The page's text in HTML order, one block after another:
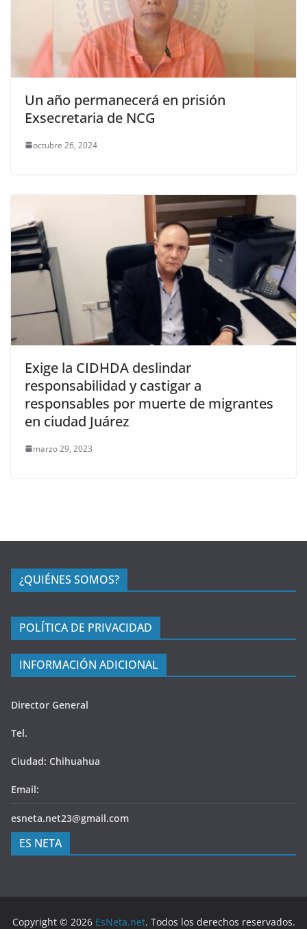
Un año permanecerá en prisión
Exsecretaria de NCG
octubre 26, 2024
Exige la CIDHDA deslindar
responsabilidad y castigar a
responsables por muerte de migrantes
en ciudad Juárez
marzo 29, 2023
¿QUIÉNES SOMOS?
POLÍTICA DE PRIVACIDAD
INFORMACIÓN ADICIONAL
Director General
Tel.
Ciudad: Chihuahua
Email:
esneta.net23@gmail.com
ES NETA
Copyright © 2026 EsNeta.net. Todos los derechos reservados.